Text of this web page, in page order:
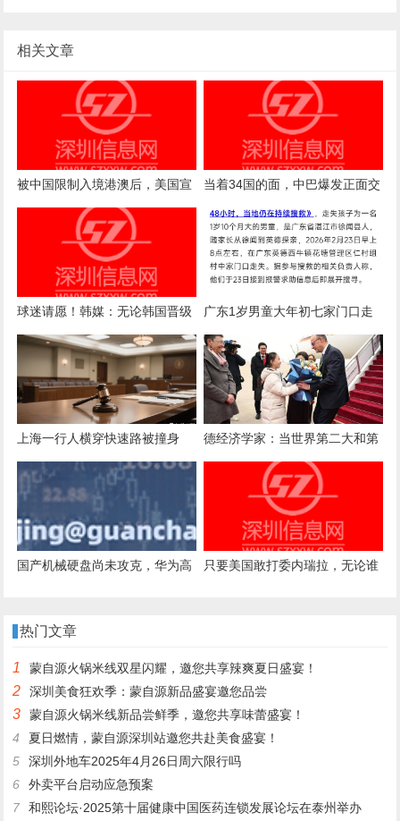
相关文章
被中国限制入境港澳后，美国宣
布退出，不派官员参加澳门会
当着34国的面，中巴爆发正面交
锋！美国的底牌这下全露了
球迷请愿！韩媒：无论韩国晋级
与否 洪明甫都难逃“下课”
广东1岁男童大年初七家门口走
失，噩耗传来！当地：在报警人
家附近鱼塘发现该儿童，已无生
命体征，相关工作正在进行中
上海一行人横穿快速路被撞身
亡，家属索赔150万，法院判决
司机等无责
德经济学家：当世界第二大和第
三大经济体加强合作，将为世界
带来什么？
国产机械硬盘尚未攻克，华为高
只要美国敢打委内瑞拉，无论谁
热门文章
1 蒙自源火锅米线双星闪耀，邀您共享辣爽夏日盛宴！
2 深圳美食狂欢季：蒙自源新品盛宴邀您品尝
3
蒙自源火锅米线新品尝鲜季，邀您共享味蕾盛宴！
4
夏日燃情，蒙自源深圳站邀您共赴美食盛宴！
5
深圳外地车2025年4月26日周六限行吗
6
外卖平台启动应急预案
7
和熙论坛·2025第十届健康中国医药连锁发展论坛在泰州举办